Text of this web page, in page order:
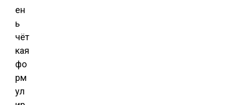
ен
ь
чёт
кая
фо
рм
ул